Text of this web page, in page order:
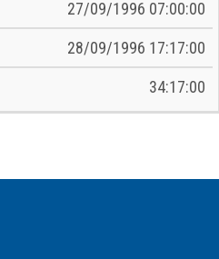
27/09/1996 07:00:00
28/09/1996 17:17:00
34:17:00